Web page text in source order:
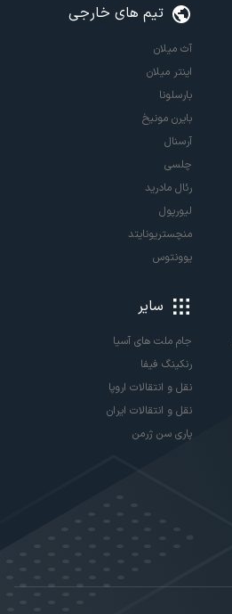
تیم های خارجی
آث میلان
اینتر میلان
بارسلونا
بایرن مونیخ
آرسنال
چلسی
رئال مادرید
لیورپول
منچستریونایتد
یوونتوس
سایر
جام ملت های آسیا
رنکینگ فیفا
نقل و انتقالات اروپا
نقل و انتقالات ایران
پاری سن ژرمن